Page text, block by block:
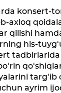
konsert-
axloq
qilishi
his-
ayrim